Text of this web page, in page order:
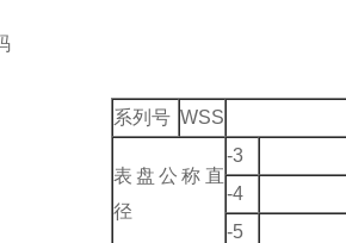
系列号 WSS
表盘公称直
径
-3
-4
-5